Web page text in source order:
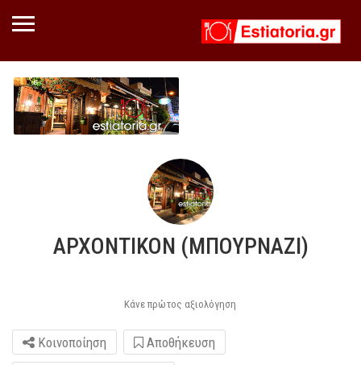
ΑΡΧΟΝΤΙΚΟΝ (ΜΠΟΥΡΝΑΖΙ)
Κάνε πρώτος αξιολόγηση
Κοινοποίηση
Αποθήκευση